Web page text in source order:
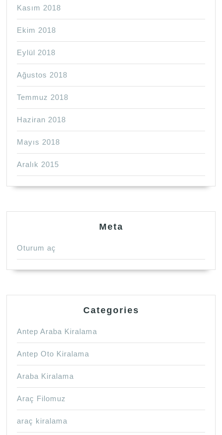
Kasım 2018
Ekim 2018
Eylül 2018
Ağustos 2018
Temmuz 2018
Haziran 2018
Mayıs 2018
Aralık 2015
Meta
Oturum aç
Categories
Antep Araba Kiralama
Antep Oto Kiralama
Araba Kiralama
Araç Filomuz
araç kiralama